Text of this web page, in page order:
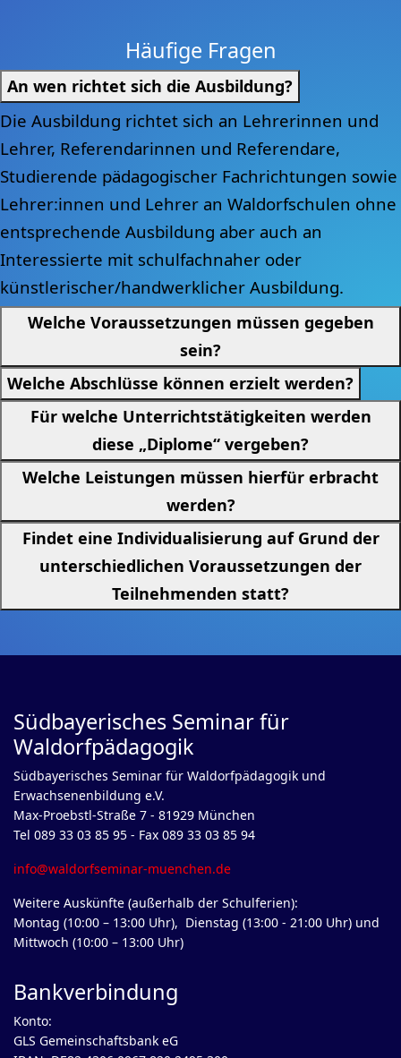
Häufige Fragen
An wen richtet sich die Ausbildung?
Die Ausbildung richtet sich an Lehrerinnen und
Lehrer, Referendarinnen und Referendare,
Studierende pädagogischer Fachrichtungen sowie
Lehrer:innen und Lehrer an Waldorfschulen ohne
entsprechende Ausbildung aber auch an
Interessierte mit schulfachnaher oder
künstlerischer/handwerklicher Ausbildung.
Welche Voraussetzungen müssen gegeben
sein?
Welche Abschlüsse können erzielt werden?
Für welche Unterrichtstätigkeiten werden
diese „Diplome“ vergeben?
Welche Leistungen müssen hierfür erbracht
werden?
Findet eine Individualisierung auf Grund der
unterschiedlichen Voraussetzungen der
Teilnehmenden statt?
Südbayerisches Seminar für
Waldorfpädagogik
Südbayerisches Seminar für Waldorfpädagogik und
Erwachsenenbildung e.V.
Max-Proebstl-Straße 7 - 81929 München
Tel 089 33 03 85 95 - Fax 089 33 03 85 94
info@waldorfseminar-muenchen.de
Weitere Auskünfte (außerhalb der Schulferien):
Montag (10:00 – 13:00 Uhr), Dienstag (13:00 - 21:00 Uhr) und
Mittwoch (10:00 – 13:00 Uhr)
Bankverbindung
Konto:
GLS Gemeinschaftsbank eG